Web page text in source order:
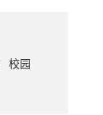
校园